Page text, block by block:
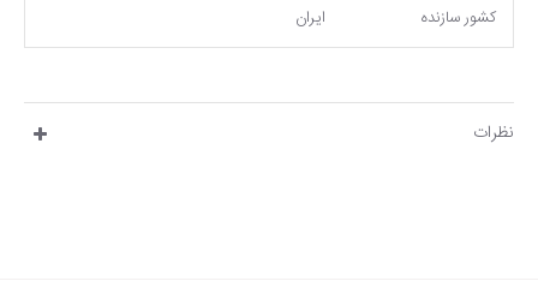
کشور سازنده ایران
نظرات